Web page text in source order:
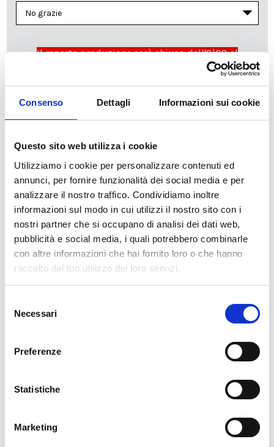
Consenso Dettagli Informazioni sui cookie
Questo sito web utilizza i cookie
Utilizziamo i cookie per personalizzare contenuti ed
annunci, per fornire funzionalità dei social media e per
analizzare il nostro traffico. Condividiamo inoltre
informazioni sul modo in cui utilizzi il nostro sito con i
nostri partner che si occupano di analisi dei dati web,
pubblicità e social media, i quali potrebbero combinarle
con altre informazioni che hai fornito loro o che hanno
raccolto dal tuo utilizzo dei loro servizi.
delNecessari
Preferenze
Statistiche
Marketing
Il reparto produzione sarà chiuso dall'8|08 al
23|08|2026 pertanto tutti gli ordini effettuati dal 03|08
a partire dal 24|08|2026
spedizione necessari.
Disponibile
34,49 €
Tasse incluse
AGGIUNGI AL CARRELLO
investimenti in nuove tecnologie made in Italy. Produciamo la
nostra carta da parati esclusivamente in Italia per garantirne